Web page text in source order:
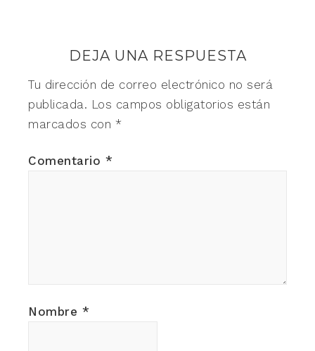
DEJA UNA RESPUESTA
Tu dirección de correo electrónico no será
publicada. Los campos obligatorios están
marcados con *
Comentario *
Nombre *